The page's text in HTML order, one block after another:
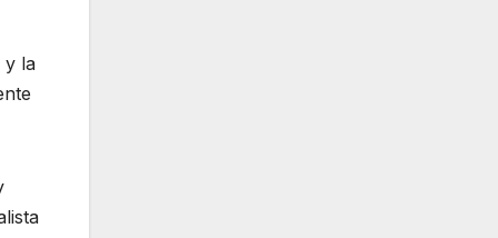
y la